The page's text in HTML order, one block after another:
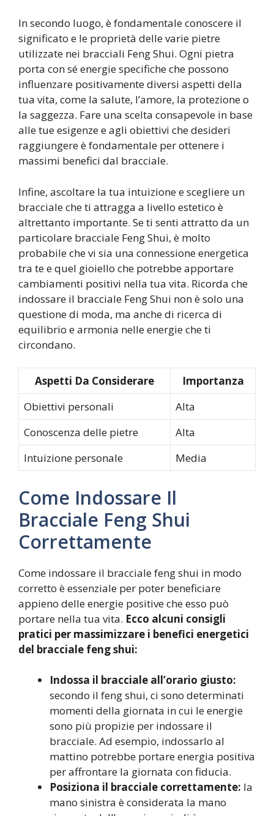
In secondo luogo, è fondamentale conoscere il
significato e le proprietà delle varie pietre
utilizzate nei bracciali Feng Shui. Ogni pietra
porta con sé energie specifiche che possono
influenzare positivamente diversi aspetti della
tua vita, come la salute, l’amore, la protezione o
la saggezza. Fare una scelta consapevole in base
alle tue esigenze e agli obiettivi che desideri
raggiungere è fondamentale per ottenere i
massimi benefici dal bracciale.
Infine, ascoltare la tua intuizione e scegliere un
bracciale che ti attragga a livello estetico è
altrettanto importante. Se ti senti attratto da un
particolare bracciale Feng Shui, è molto
probabile che vi sia una connessione energetica
tra te e quel gioiello che potrebbe apportare
cambiamenti positivi nella tua vita. Ricorda che
indossare il bracciale Feng Shui non è solo una
questione di moda, ma anche di ricerca di
equilibrio e armonia nelle energie che ti
circondano.
Aspetti Da Considerare
Importanza
Obiettivi personali
Alta
Conoscenza delle pietre
Alta
Intuizione personale
Media
Come Indossare Il
Bracciale Feng Shui
Correttamente
Come indossare il bracciale feng shui in modo
corretto è essenziale per poter beneficiare
appieno delle energie positive che esso può
portare nella tua vita. Ecco alcuni consigli
pratici per massimizzare i benefici energetici
del bracciale feng shui:
Indossa il bracciale all’orario giusto:
secondo il feng shui, ci sono determinati
momenti della giornata in cui le energie
sono più propizie per indossare il
bracciale. Ad esempio, indossarlo al
mattino potrebbe portare energia positiva
per affrontare la giornata con fiducia.
Posiziona il bracciale correttamente: la
mano sinistra è considerata la mano